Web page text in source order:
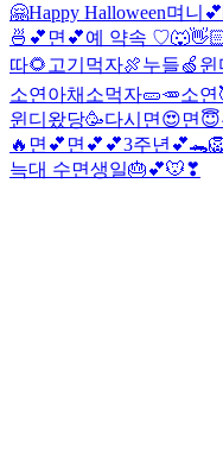
🤗Happy Halloween며니
🍜💕 면💕예 약속 ♡
따🌻 고기먹자🍖누들🍏 윈
소연아채소먹자🥒🥕소연
윈디왔당🥳다시면😍면😇
🔥 면💕 면💕💕3주년💕🐊
늑대 수면생일🎂💕🐭❣